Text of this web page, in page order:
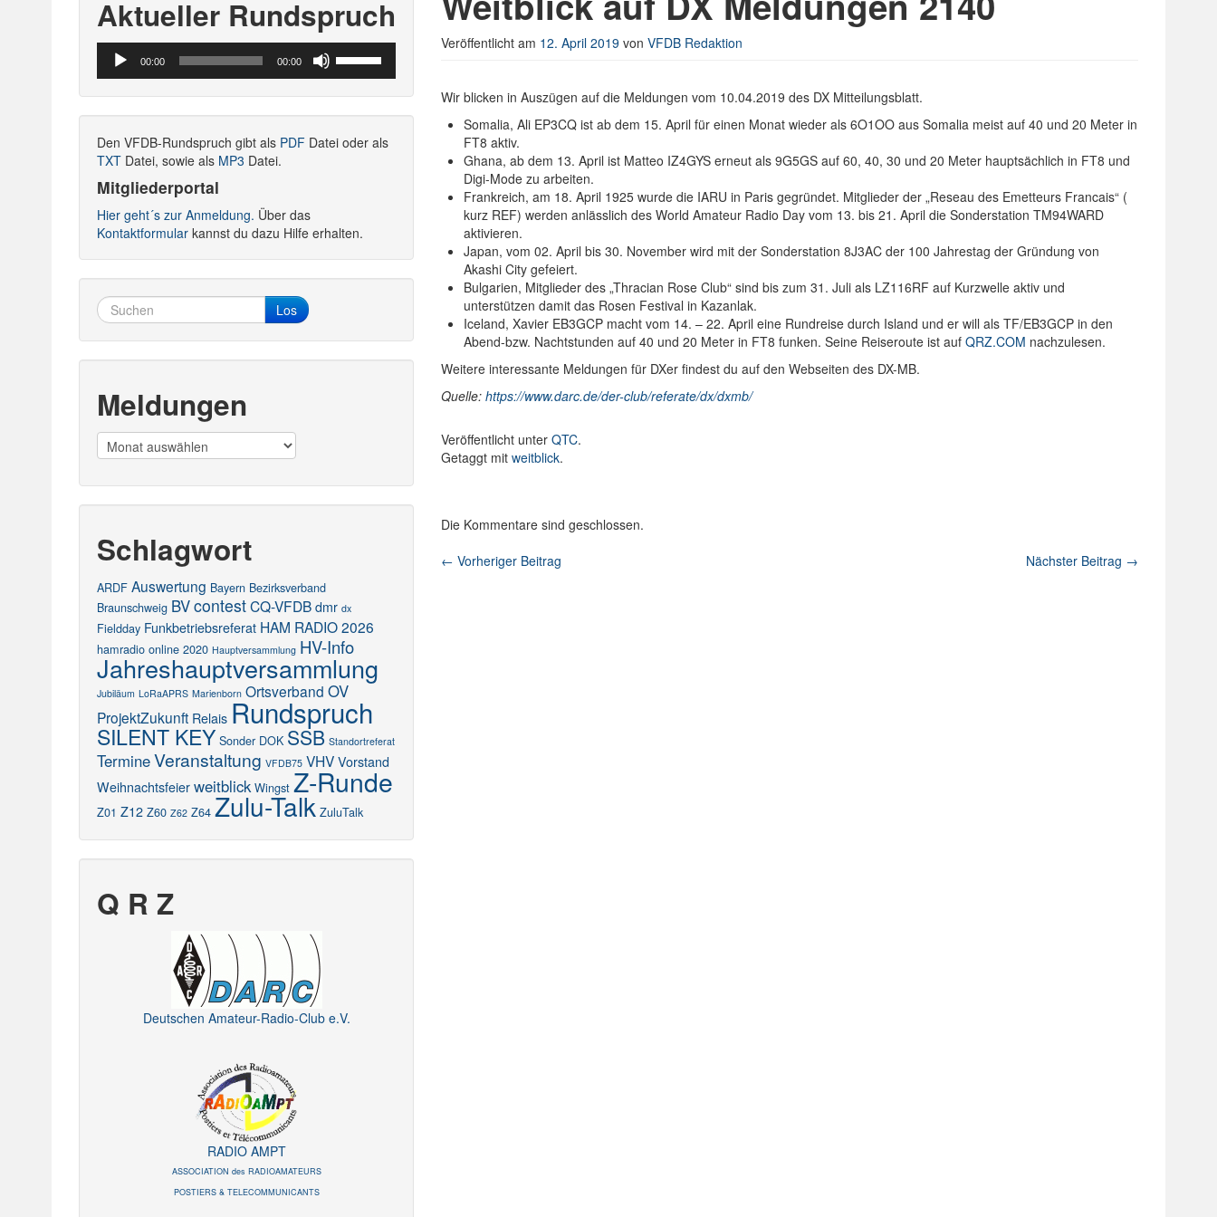
Veröffentlicht am 12. April 2019 von VFDB Redaktion
Wir blicken in Auszügen auf die Meldungen vom 10.04.2019 des DX Mitteilungsblatt.
Somalia, Ali EP3CQ ist ab dem 15. April für einen Monat wieder als 6O1OO aus Somalia meist auf 40 und 20 Meter in
FT8 aktiv.
Ghana, ab dem 13. April ist Matteo IZ4GYS erneut als 9G5GS auf 60, 40, 30 und 20 Meter hauptsächlich in FT8 und
Digi-Mode zu arbeiten.
Frankreich, am 18. April 1925 wurde die IARU in Paris gegründet. Mitglieder der „Reseau des Emetteurs Francais“ (
kurz REF) werden anlässlich des World Amateur Radio Day vom 13. bis 21. April die Sonderstation TM94WARD
aktivieren.
Japan, vom 02. April bis 30. November wird mit der Sonderstation 8J3AC der 100 Jahrestag der Gründung von
Akashi City gefeiert.
Bulgarien, Mitglieder des „Thracian Rose Club“ sind bis zum 31. Juli als LZ116RF auf Kurzwelle aktiv und
unterstützen damit das Rosen Festival in Kazanlak.
Iceland, Xavier EB3GCP macht vom 14. – 22. April eine Rundreise durch Island und er will als TF/EB3GCP in den
Abend-bzw. Nachtstunden auf 40 und 20 Meter in FT8 funken. Seine Reiseroute ist auf QRZ.COM nachzulesen.
Weitere interessante Meldungen für DXer findest du auf den Webseiten des DX-MB.
Quelle: https://www.darc.de/der-club/referate/dx/dxmb/
Veröffentlicht unter QTC.
Getaggt mit weitblick.
Die Kommentare sind geschlossen.
Beitragsnavigation
Nächster Beitrag →
← Vorheriger Beitrag
Aktueller Rundspruch
Audio-
Player
00:00 00:00
Hoch/Runter
Lautstärke
Den VFDB-Rundspruch gibt als PDF Datei oder als
TXT Datei, sowie als MP3 Datei.
Mitgliederportal
Hier geht´s zur Anmeldung. Über das
Kontaktformular kannst du dazu Hilfe erhalten.
Los
Meldungen
Meldungen
Schlagwort
ARDF Auswertung Bayern Bezirksverband
Braunschweig BVcontestCQ-VFDB dmr dx
Fieldday Funkbetriebsreferat HAM RADIO 2026
hamradio online 2020 Hauptversammlung HV-Info
Jahreshauptversammlung
Jubiläum LoRaAPRS Marienborn Ortsverband OV
ProjektZukunft Relais Rundspruch
SILENT KEY Sonder DOK SSB Standortreferat
TermineVeranstaltung VFDB75 VHV Vorstand
Weihnachtsfeier weitblick Wingst Z-Runde
Z01 Z12 Z60 Z62 Z64 Zulu-Talk ZuluTalk
Q R Z
Deutschen Amateur-Radio-Club e.V.
RADIO AMPT
ASSOCIATION des RADIOAMATEURS
POSTIERS & TELECOMMUNICANTS